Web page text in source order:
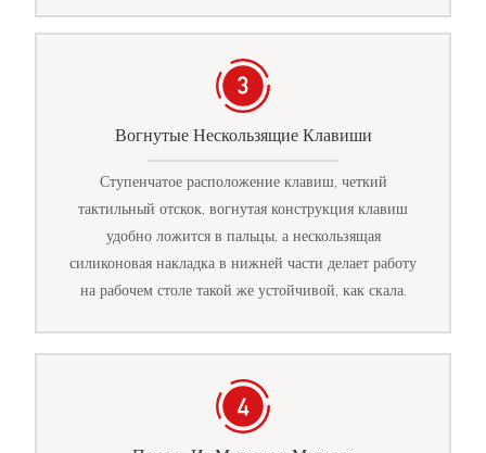
Вогнутые Нескользящие Клавиши
Ступенчатое расположение клавиш, четкий
тактильный отскок, вогнутая конструкция клавиш
удобно ложится в пальцы, а нескользящая
силиконовая накладка в нижней части делает работу
на рабочем столе такой же устойчивой, как скала.